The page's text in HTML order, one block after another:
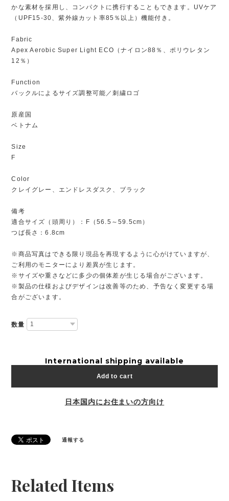
かな素材を採用し、コンパクトに携行することもできます。UVケア
（UPF15-30、紫外線カット率85％以上）機能付き。
Fabric
Apex Aerobic Super Light ECO（ナイロン88％、ポリウレタン
12％）
Function
バックルによるサイズ調整可能／刺繍ロゴ
原産国
ベトナム
Size
F
Color
クレイグレー、エンドレスダスク、ブラック
備考
適合サイズ（頭周り）：F（56.5～59.5cm）
つば長さ：6.8cm
※商品写真はできる限り現品を再現するように心がけていますが、
ご利用のモニターにより差異が生じます。
※サイズや重さなどに多少の個体差が生じる場合がございます。
※製品の仕様およびデザインは改善等のため、予告なく変更する場
合がございます。
数量
International shipping available
Add to cart
日本国内にお住まいの方向け
通報する
Related Items